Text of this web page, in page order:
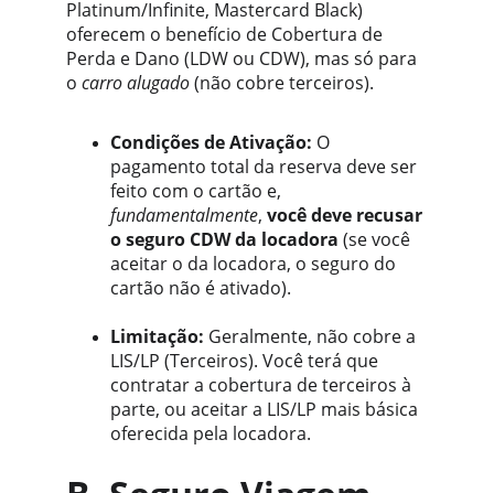
Platinum/Infinite, Mastercard Black)
oferecem o benefício de Cobertura de
Perda e Dano (LDW ou CDW), mas só para
o carro alugado (não cobre terceiros).
Condições de Ativação: O
pagamento total da reserva deve ser
feito com o cartão e,
fundamentalmente, você deve recusar
o seguro CDW da locadora (se você
aceitar o da locadora, o seguro do
cartão não é ativado).
Limitação: Geralmente, não cobre a
LIS/LP (Terceiros). Você terá que
contratar a cobertura de terceiros à
parte, ou aceitar a LIS/LP mais básica
oferecida pela locadora.